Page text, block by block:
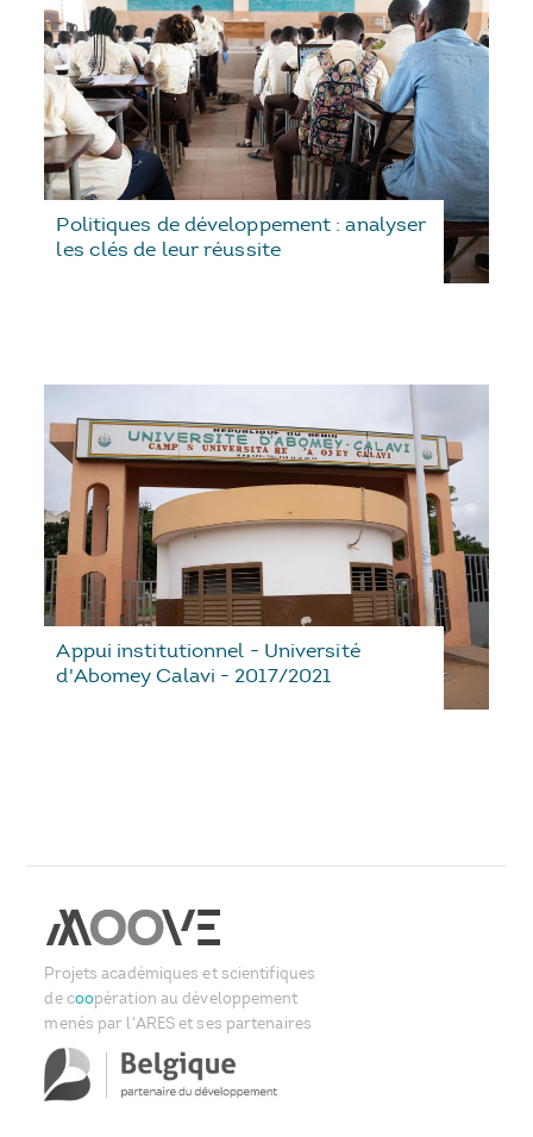
Politiques de développement : analyser
les clés de leur réussite
Appui institutionnel - Université
d'Abomey Calavi - 2017/2021
Projets académiques et scientifiques
de coopération au développement
menés par l'ARES et ses partenaires